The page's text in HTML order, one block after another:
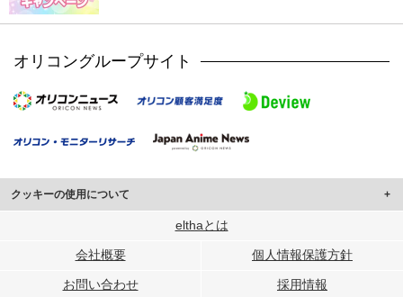
オリコングループサイト
クッキーの使用について
このサイトでは Cookie を使用して、ユーザーに合わせたコンテンツや広告の
行っています。
メディアや広告配信、データ解析の各パートナーに提供しています。
elthaとは
会社概要 個人情報保護方針
お問い合わせ 採用情報